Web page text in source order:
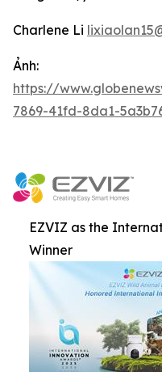
Charlene Li
Ảnh:
https://
7869-41fd-8da1-
EZVIZ as the
Winner